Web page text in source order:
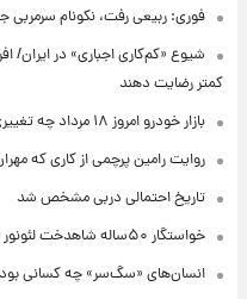
فوری: ربیعی رفت، نکونام سرمربی
شیوع «کم‌کاری اجباری» در ایران/
کمتر رضایت دهند
بازار خودرو امروز ۱۸ مرداد چه تغییری کرد؟ +جدول
روایت رامین پرچمی از کاری که
تاریخ احتمالی دربی مشخص شد
خواستگار ۵۰ساله شاهدخت لئونور بازداشت شد
انسان‌های «سگ‌سر» چه کسانی